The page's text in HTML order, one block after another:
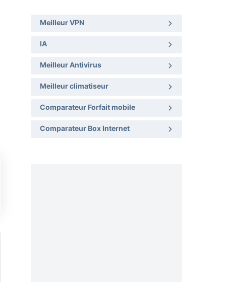
Meilleur VPN
IA
Meilleur Antivirus
Meilleur climatiseur
Comparateur Forfait mobile
Comparateur Box Internet